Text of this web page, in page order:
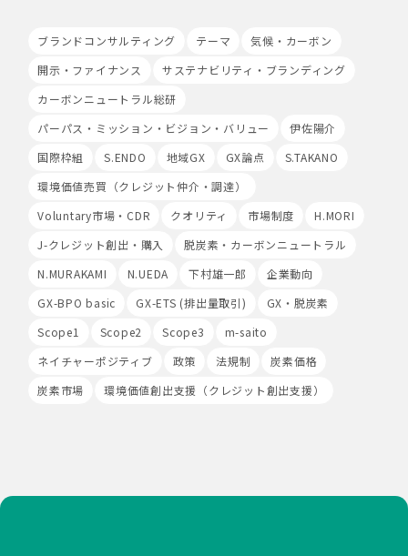
・事務所内外の移動を含め、個人情報を取り扱う機器、電
しないよう措置を実施いたします。
・アクセス制御を実施して、担当者及び取扱う個人情報
データベース等の範囲を限定しています。
の不正アクセス又は不正ソフトウェアから保護する仕組み
を導入しています。
7.本人が容易に認識できない方法による個人情報の取り扱
当社は、最適なサービスの提供と利便性の向上を目的とし
て、Cookieの使用並びに利用者様のIPアドレス、アクセ
の収集を行うことがあります。また、広告の効果測定のた
め、第三者の運営するツールから当社サイトを訪れる前に
クリックされている広告の情報(クリック日や広告掲載サ
イト等)を取得し、ご提供いただいた個人情報と照合する
Cookieの使用は任意ですが、受け入れを拒否した場合
ブランドコンサルティング テーマ
気候・カーボン
開示・ファイナンス
サステナビリティ・ブランディング
カーボンニュートラル総研
パーパス・ミッション・ビジョン・バリュー
伊佐陽介
国際枠組
S.ENDO 地域GX GX論点
S.TAKANO
環境価値売買（クレジット仲介・調達）
Voluntary市場・CDR
クオリティ 市場制度
H.MORI
J-クレジット創出・購入
脱炭素・カーボンニュートラル
N.MURAKAMI
N.UEDA 下村雄一郎
企業動向
GX-BPO basic
GX-ETS (排出量取引)
GX・脱炭素
Scope1
Scope2 Scope3
m-saito
ネイチャーポジティブ
政策 法規制
炭素価格
炭素市場
環境価値創出支援（クレジット創出支援）